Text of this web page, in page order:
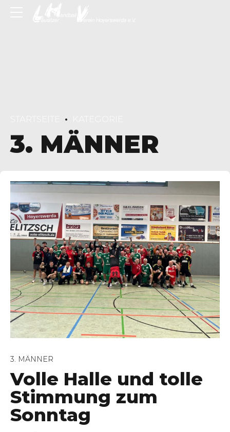
3. MÄNNER
3. MÄNNER
Volle Halle und tolle
Stimmung zum
Sonntag